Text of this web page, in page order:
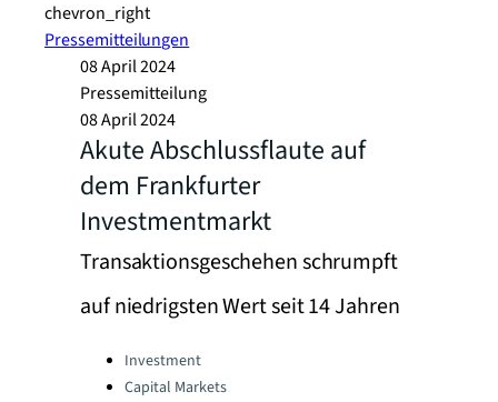
chevron_right
Pressemitteilungen
08 April 2024
Pressemitteilung
08 April 2024
Akute Abschlussflaute auf
dem Frankfurter
Investmentmarkt
Transaktionsgeschehen schrumpft
auf niedrigsten Wert seit 14 Jahren
Categories:Investment
Capital Markets